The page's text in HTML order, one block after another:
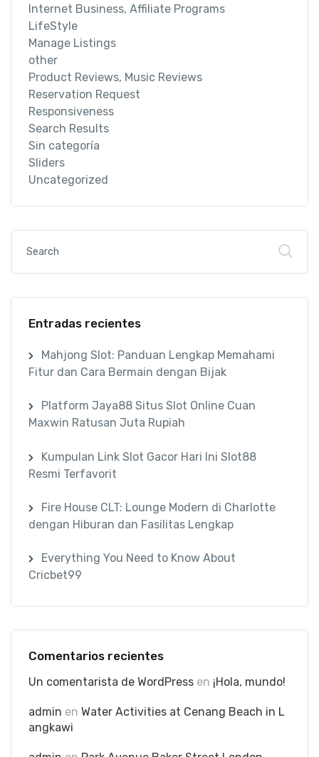
Internet Business, Affiliate Programs
LifeStyle
Manage Listings
other
Product Reviews, Music Reviews
Reservation Request
Responsiveness
Search Results
Sin categoría
Sliders
Uncategorized
Entradas recientes
Mahjong Slot: Panduan Lengkap Memahami
Fitur dan Cara Bermain dengan Bijak
Platform Jaya88 Situs Slot Online Cuan
Maxwin Ratusan Juta Rupiah
Kumpulan Link Slot Gacor Hari Ini Slot88
Resmi Terfavorit
Fire House CLT: Lounge Modern di Charlotte
dengan Hiburan dan Fasilitas Lengkap
Everything You Need to Know About
Cricbet99
Comentarios recientes
Un comentarista de WordPress en ¡Hola, mundo!
admin en Water Activities at Cenang Beach in L
angkawi